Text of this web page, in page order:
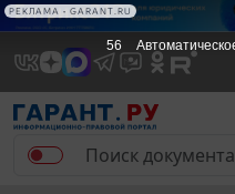
56
РЕКЛАМА • GARANT.RU